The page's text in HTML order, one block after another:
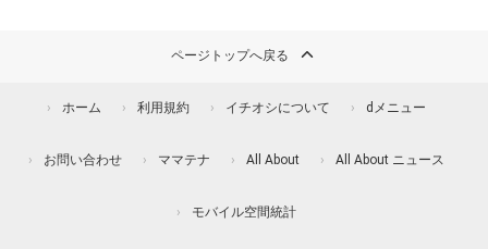
ページトップへ戻る
ホーム 利用規約 イチオシについて dメニュー
お問い合わせ ママテナ All About All About ニュース
モバイル空間統計